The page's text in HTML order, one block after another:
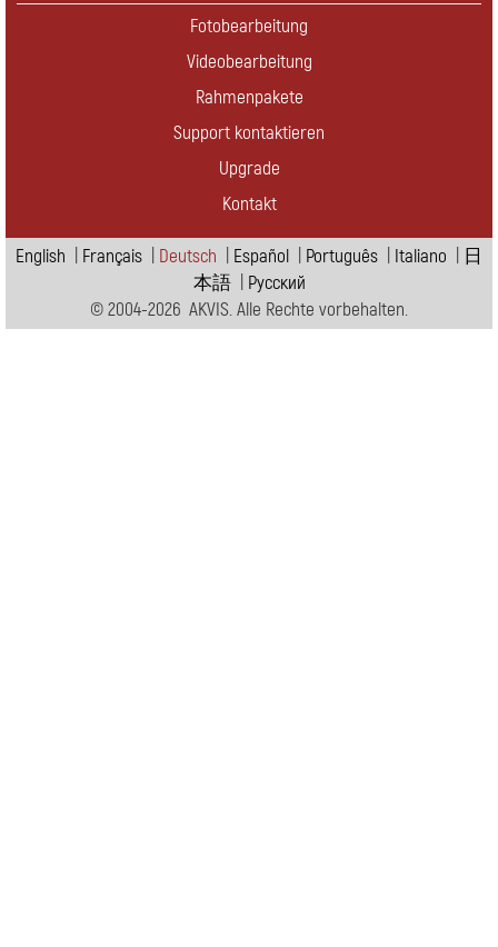
Fotobearbeitung
Videobearbeitung
Rahmenpakete
Support kontaktieren
Upgrade
Kontakt
English Français Deutsch Español Português Italiano
日
本語| Pусский
© 2004-2026 AKVIS. Alle Rechte vorbehalten.